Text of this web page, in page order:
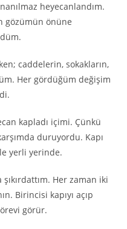
heyecanlandım.
gözümün önüne
caddelerin, sokakların,
Her gördüğüm değişim
kapladı içimi. Çünkü
duruyordu. Kapı
yerli yerinde.
Her zaman iki
Birincisi kapıyı açıp
görür.